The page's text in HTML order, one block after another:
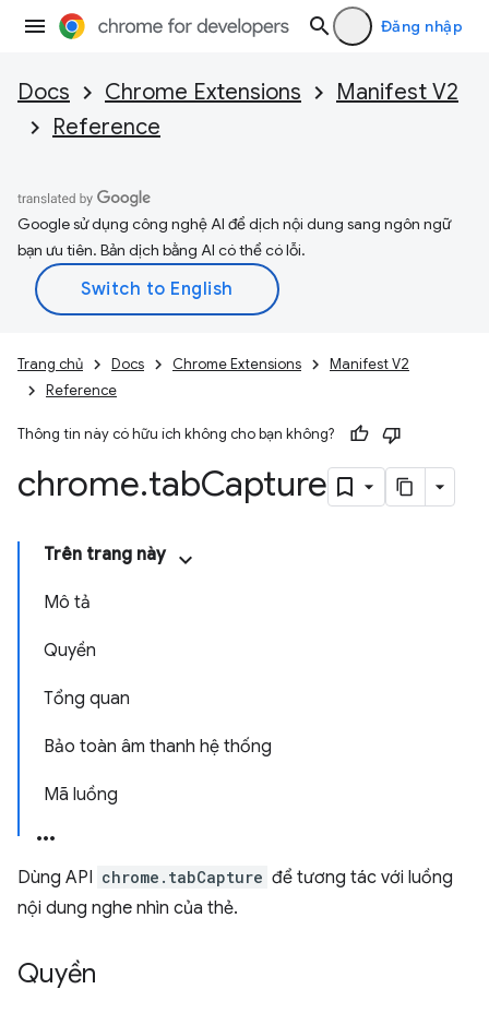
Đăng nhập
Docs Chrome Extensions
Manifest V2
Reference
Google sử dụng công nghệ AI để dịch nội dung sang ngôn ngữ
bạn ưu tiên. Bản dịch bằng AI có thể có lỗi.
Trang chủ Docs Chrome Extensions
Manifest V2
Reference
Thông tin này có hữu ích không cho bạn không?
chrome.tabCapture
Trên trang này
Mô tả
Quyền
Tổng quan
Bảo toàn âm thanh hệ thống
Mã luồng
Dùng API chrome.tabCapture để tương tác với luồng
nội dung nghe nhìn của thẻ.
Quyền